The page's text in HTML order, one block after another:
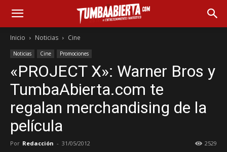
Inicio Noticias Cine
Noticias Cine Promociones
«PROJECT X»: Warner Bros y
TumbaAbierta.com te
regalan merchandising de la
película
Por Redacción - 31/05/2012 2529